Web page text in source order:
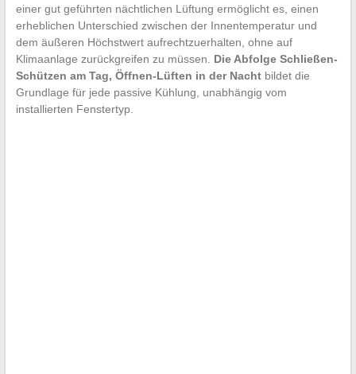
einer gut geführten nächtlichen Lüftung ermöglicht es, einen
erheblichen Unterschied zwischen der Innentemperatur und
dem äußeren Höchstwert aufrechtzuerhalten, ohne auf
Klimaanlage zurückgreifen zu müssen. Die Abfolge Schließen-
Schützen am Tag, Öffnen-Lüften in der Nachtbildet die
Grundlage für jede passive Kühlung, unabhängig vom
installierten Fenstertyp.